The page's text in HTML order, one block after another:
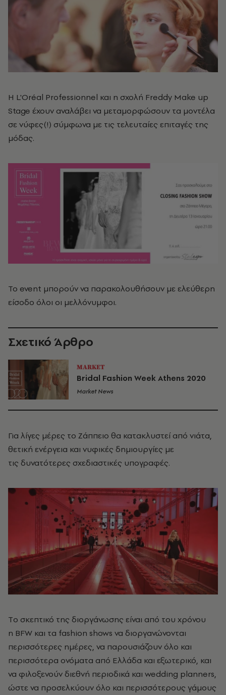
H L'Oréal Professionnel και η σχολή Freddy Make up
Stage έχουν αναλάβει να μεταμορφώσουν τα μοντέλα
σε νύφες(!) σύμφωνα με τις τελευταίες επιταγές της
μόδας.
Το event μπορούν να παρακολουθήσουν με ελεύθερη
είσοδο όλοι οι μελλόνυμφοι.
Σχετικό Άρθρο
MARKET
Bridal Fashion Week Athens 2020
Market News
Για λίγες μέρες το Ζάππειο θα κατακλυστεί από νιάτα,
θετική ενέργεια και νυφικές δημιουργίες με
τις δυνατότερες σχεδιαστικές υπογραφές.
Tο σκεπτικό της διοργάνωσης είναι από του χρόνου
η BFW και τα fashion shows να διοργανώνονται
περισσότερες ημέρες, να παρουσιάζουν όλο και
περισσότερα ονόματα από Ελλάδα και εξωτερικό, και
να φιλοξενούν διεθνή περιοδικά και wedding planners,
ώστε να προσελκύουν όλο και περισσότερους γάμους